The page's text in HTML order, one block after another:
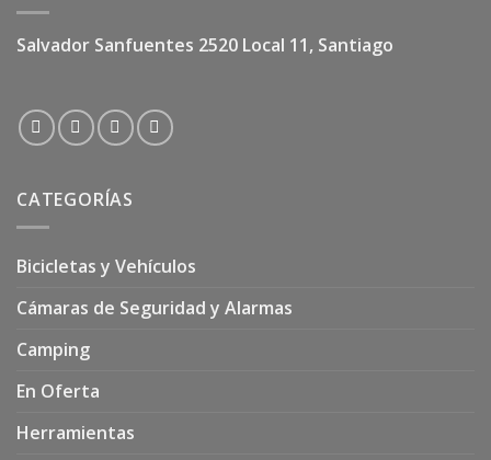
Salvador Sanfuentes 2520 Local 11, Santiago
CATEGORÍAS
Bicicletas y Vehículos
Cámaras de Seguridad y Alarmas
Camping
En Oferta
Herramientas